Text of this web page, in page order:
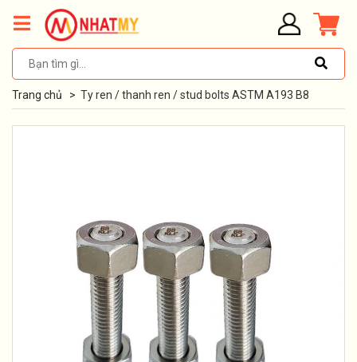
Trang chủ > Ty ren / thanh ren / stud bolts ASTM A193 B8